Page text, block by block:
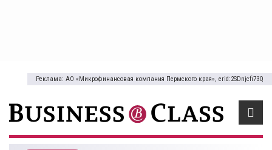
Реклама: АО «Микрофинансовая компания Пермского края», erid:2SDnjcfi73Q